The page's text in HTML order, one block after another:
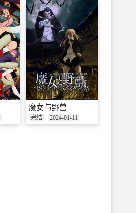
魔女与野兽
完结 2024-01-11